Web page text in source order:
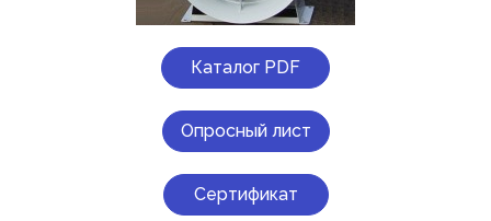
Каталог PDF
Опросный лист
Сертификат